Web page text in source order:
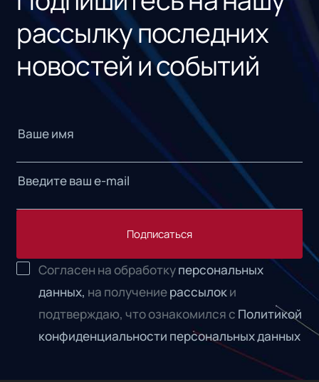
рассылку последних
новостей и событий
Подписаться
Согласен на обработкуперсональных
данных, на получениерассылоки
подтверждаю, что ознакомился с Политикой
конфиденциальности персональных данных